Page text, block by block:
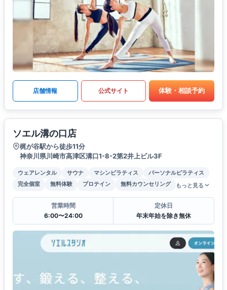
店舗情報 公式サイト 体験・相談予約
ソエル溝の口店
梶が谷駅から徒歩11分
神奈川県川崎市高津区溝口1-8-2第2井上ビル3F
ウェアレンタル サウナ マシンピラティス
パーソナルピラティス
完全個室
無料体験 プロテイン 無料カウンセリング もっと見る
営業時間
6:00〜24:00
定休日
年末年始を除き無休